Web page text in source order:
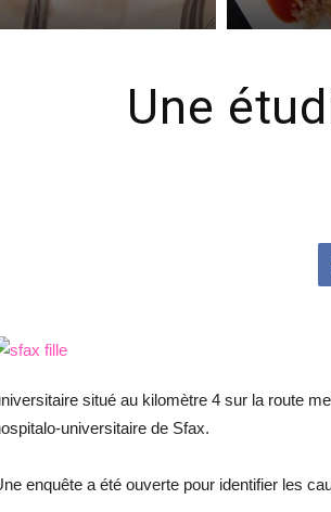
Une
situé au kilomètre 4 sur la route
universitaire de Sfax.
enquête a été ouverte pour identifier les